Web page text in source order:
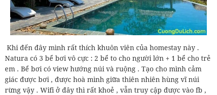
Khi đến đây mình rất thích khuôn viên của homestay này .
Natura có 3 bể bơi vô cực : 2 bể to cho người lớn + 1 bể cho trẻ
em . Bể bơi có view hướng núi và ruộng . Tạo cho mình cảm
giác được bơi , được hoà mình giữa thiên nhiên hùng vĩ núi
rừng vậy . Wifi ở đây thì rất khoẻ , vẫn truy cập được vào fb ,